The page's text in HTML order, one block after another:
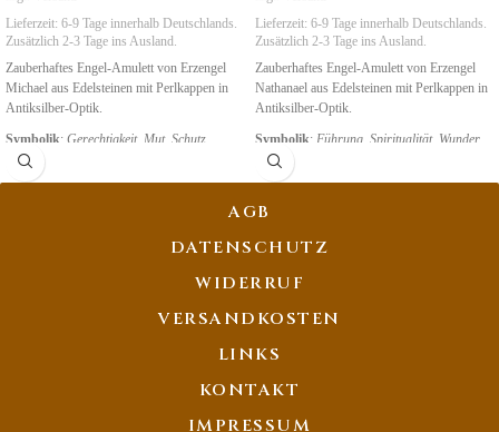
Lieferzeit: 6-9 Tage innerhalb Deutschlands.
Zusätzlich 2-3 Tage ins Ausland.
Zauberhaftes Engel-Amulett von Erzengel
Michael aus Edelsteinen mit Perlkappen in
Antiksilber-Optik.
Symbolik: Gerechtigkeit, Mut, Schutz
Lieferzeit: 6-9 Tage innerhalb Deutschlands.
Zusätzlich 2-3 Tage ins Ausland.
Zauberhaftes Engel-Amulett von Erzengel
Nathanael aus Edelsteinen mit Perlkappen in
Antiksilber-Optik.
Symbolik: Führung Spiritualität, Wunder
AGB
DATENSCHUTZ
WIDERRUF
VERSANDKOSTEN
LINKS
KONTAKT
IMPRESSUM